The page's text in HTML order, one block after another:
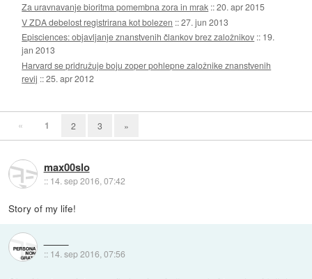
Za uravnavanje bioritma pomembna zora in mrak ::20. apr 2015
V ZDA debelost registrirana kot bolezen ::27. jun 2013
Episciences: objavljanje znanstvenih člankov brez založnikov :: 19.
jan 2013
Harvard se pridružuje boju zoper pohlepne založnike znanstvenih
revij ::25. apr 2012
« 1 2 3 »
max00slo
:: 14. sep 2016, 07:42
Story of my life!
:: 14. sep 2016, 07:56